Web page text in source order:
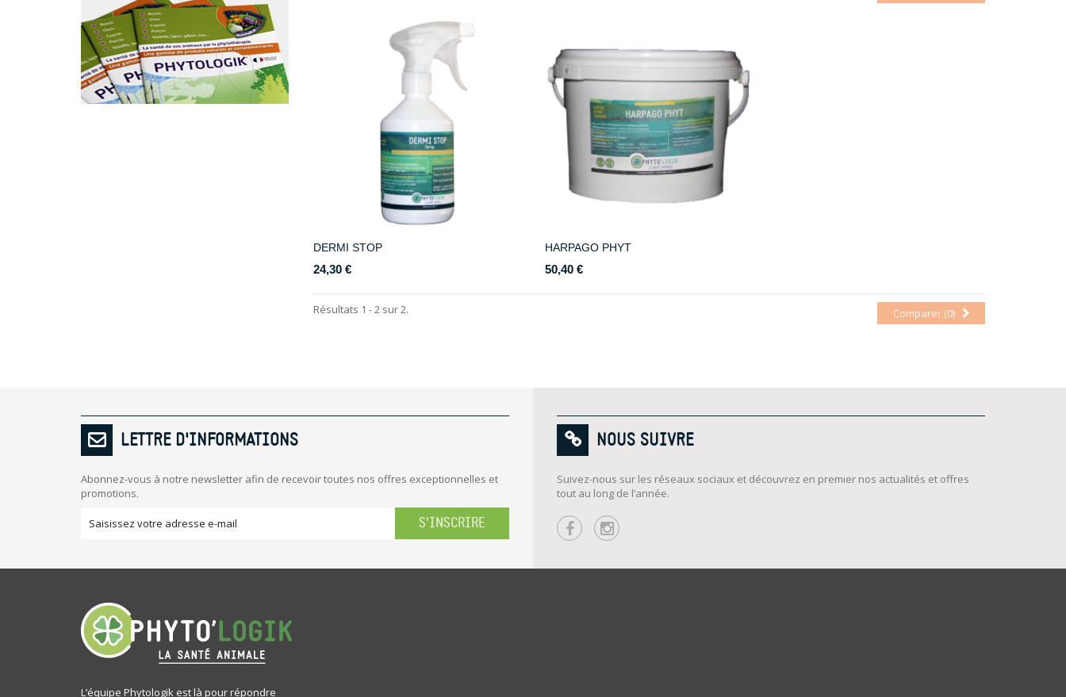
DERMI STOP
24,30 €
HARPAGO PHYT
50,40 €
Comparer (0)
Résultats 1 - 2 sur 2.
LETTRE D'INFORMATIONS
Abonnez-vous à notre newsletter afin de recevoir toutes nos offres exceptionnelles et
promotions.
S'INSCRIRE
NOUS SUIVRE
Suivez-nous sur les réseaux sociaux et découvrez en premier nos actualités et offres
tout au long de l’année.
L’équipe Phytologik est là pour répondre